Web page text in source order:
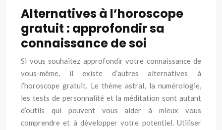
Alternatives à l’horoscope
gratuit : approfondir sa
connaissance de soi
Si vous souhaitez approfondir votre connaissance de
vous-même, il existe d’autres alternatives à
l’horoscope gratuit. Le thème astral, la numérologie,
les tests de personnalité et la méditation sont autant
d’outils qui peuvent vous aider à mieux vous
comprendre et à développer votre potentiel. Utiliser